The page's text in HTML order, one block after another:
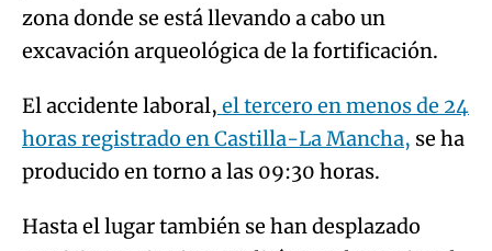
zona donde se está llevando a cabo un
excavación arqueológica de la fortificación.
El accidente laboral, el tercero en menos de 24
horas registrado en Castilla-La Mancha, se ha
producido en torno a las 09:30 horas.
Hasta el lugar también se han desplazado